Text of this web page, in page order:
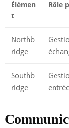
Élémen
t
Rôle
Northb
ridge
Southb
ridge